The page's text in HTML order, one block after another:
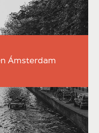
Ámsterdam